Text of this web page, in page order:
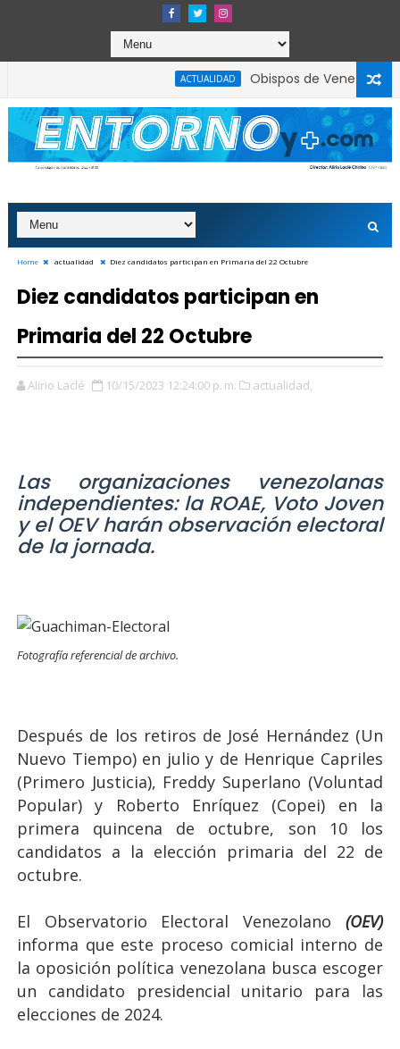
ACTUALIDAD
Obispos de Venezuela:
de planificación y capacidad operativa
Home actualidad Diez candidatos participan en Primaria del 22 Octubre
Diez candidatos participan en
Primaria del 22 Octubre
Alirio Laclé 10/15/2023 12:24:00 p. m. actualidad,
Las organizaciones venezolanas
independientes: la ROAE, Voto Joven
y el OEVharán observación electoral
de la jornada.
Fotografía referencial de archivo.
Después de los retiros de José Hernández (Un
Nuevo Tiempo) en julio y de Henrique Capriles
(Primero Justicia), Freddy Superlano (Voluntad
Popular) y Roberto Enríquez (Copei) en la
primera quincena de octubre, son 10 los
candidatos a la elección primaria del 22 de
octubre.
El Observatorio Electoral Venezolano(OEV)
informa que este proceso comicial interno de
la oposición política venezolana busca escoger
un candidato presidencial unitario para las
elecciones de 2024.